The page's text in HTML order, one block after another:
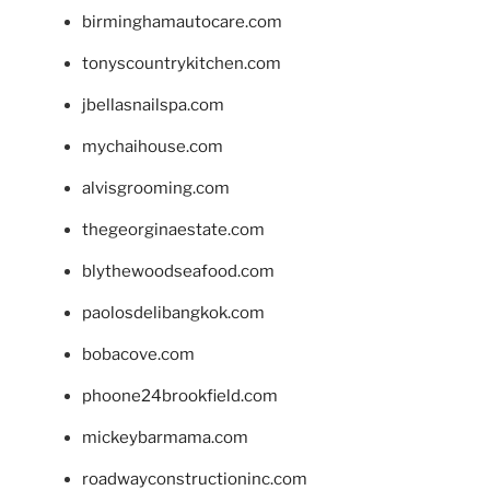
birminghamautocare.com
tonyscountrykitchen.com
jbellasnailspa.com
mychaihouse.com
alvisgrooming.com
thegeorginaestate.com
blythewoodseafood.com
paolosdelibangkok.com
bobacove.com
phoone24brookfield.com
mickeybarmama.com
roadwayconstructioninc.com